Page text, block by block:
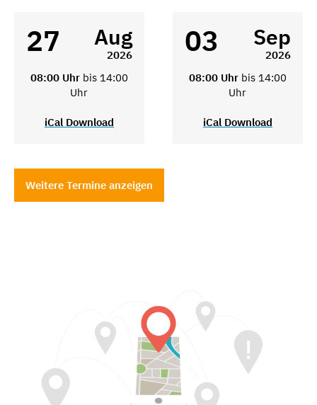
27 Aug
2026
08:00 Uhr bis 14:00
Uhr
iCal Download
03 Sep
2026
08:00 Uhr bis 14:00
Uhr
iCal Download
Weitere Termine anzeigen